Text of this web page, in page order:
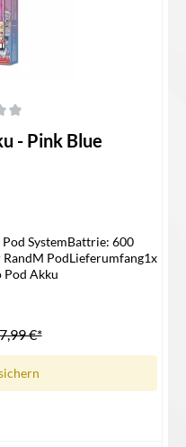
- Pink Blue
SystemBattrie: 600
RandM PodLieferumfang1x
Pod Akku
€*